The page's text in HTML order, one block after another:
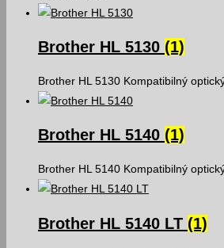
Brother HL 5130 (1)
Brother HL 5130 Kompatibilný
Brother HL 5140 (1)
Brother HL 5140 Kompatibilný
Brother HL 5140 LT (1)